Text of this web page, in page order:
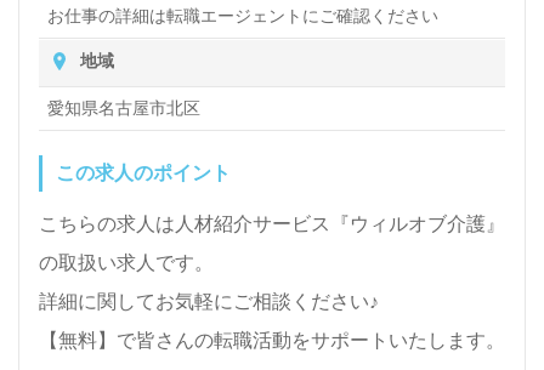
お仕事の詳細は転職エージェントにご確認ください
地域
愛知県名古屋市北区
この求人のポイント
こちらの求人は人材紹介サービス『ウィルオブ介護』
の取扱い求人です。
詳細に関してお気軽にご相談ください♪
【無料】で皆さんの転職活動をサポートいたします。